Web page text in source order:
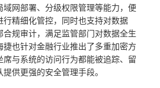
网部署、分级权限管理等能力，便
精细化管控，同时也支持对数据
规审计，满足监管部门对数据全生
也针对金融行业推出了多重加密方
与系统的访问行为都能被追踪、留
供更强的安全管理手段。